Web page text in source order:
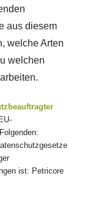
aus diesem
welche Arten
welchen
ist: Petricore